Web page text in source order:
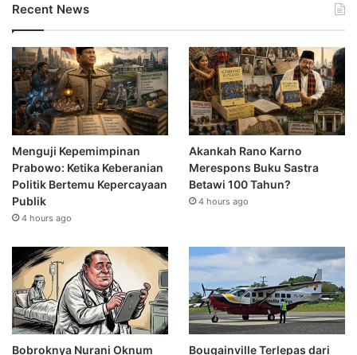
Recent News
Menguji Kepemimpinan
Prabowo: Ketika Keberanian
Politik Bertemu Kepercayaan
Publik
4 hours ago
Akankah Rano Karno
Merespons Buku Sastra
Betawi 100 Tahun?
4 hours ago
Bobroknya Nurani Oknum Bougainville Terlepas dari